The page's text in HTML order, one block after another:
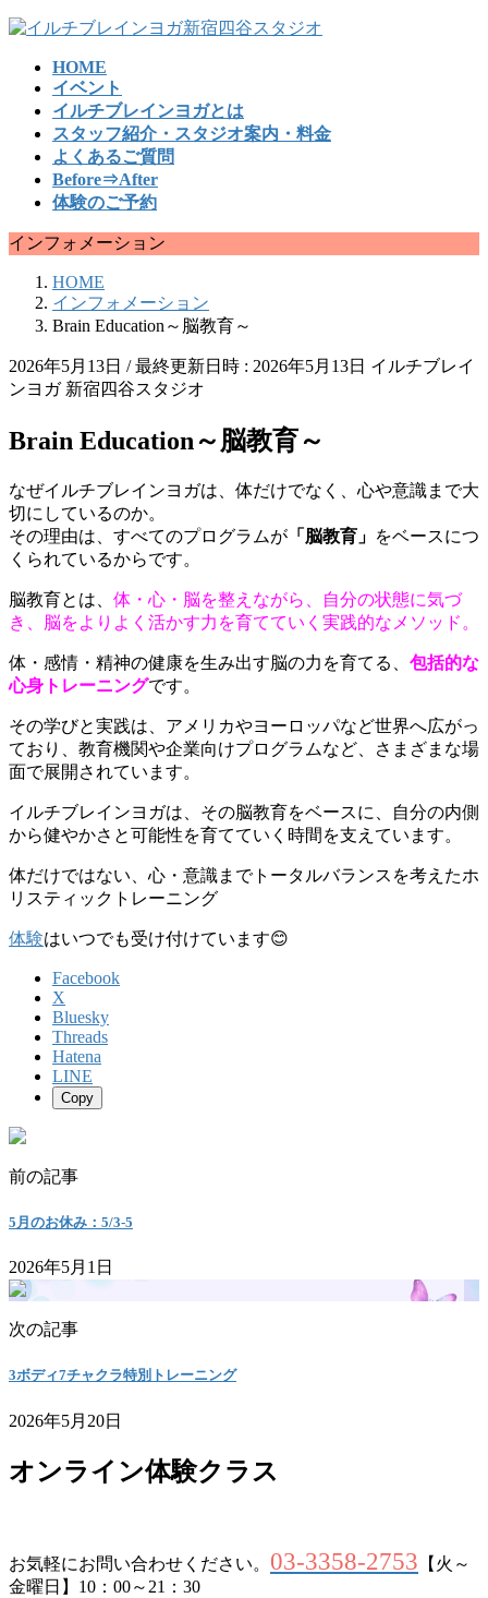
コ
プ
ナ
動
HOME
イベント
イルチブレインヨガとは
スタッフ紹介・スタジオ案内・料金
よくあるご質問
Before⇒After
体験のご予約
インフォメーション
HOME
インフォメーション
Brain Education～脳教育～
2026年5月13日 / 最終更新日時 : 2026年5月13日 イルチブレイ
ンヨガ 新宿四谷スタジオ
Brain Education～脳教育～
なぜイルチブレインヨガは、体だけでなく、心や意識まで大
切にしているのか。
その理由は、すべてのプログラムが 「脳教育」 をベースにつ
くられているからです。
脳教育とは、 体・心・脳を整えながら、自分の状態に気づ
き、脳をよりよく活かす力を育てていく実践的なメソッド。
体・感情・精神の健康を生み出す脳の力を育てる、 包括的な
心身トレーニングです。
その学びと実践は、アメリカやヨーロッパなど世界へ広がっ
ており、教育機関や企業向けプログラムなど、さまざまな場
面で展開されています。
イルチブレインヨガは、その脳教育をベースに、自分の内側
から健やかさと可能性を育てていく時間を支えています。
体だけではない、心・意識までトータルバランスを考えたホ
リスティックトレーニング
体験はいつでも受け付けています😊
Facebook
X
Bluesky
Threads
Hatena
LINE
Copy
前の記事
5月のお休み：5/3-5
2026年5月1日
次の記事
3ボディ7チャクラ特別トレーニング
2026年5月20日
オンライン体験クラス
お気軽にお問い合わせください。 03-3358-2753 【火～
金曜日】10：00～21：30